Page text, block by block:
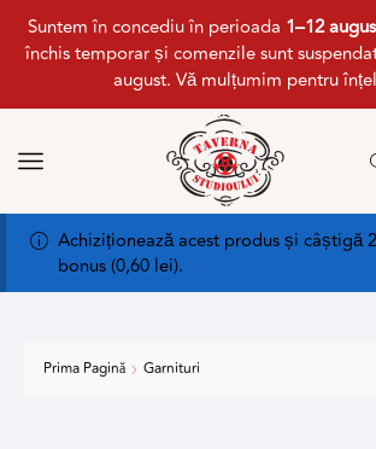
Suntem în concediu în perioada 1–12
închis temporar și comenzile sunt
august. Vă mulțumim pentru
Achiziționează acest produs și câștigă
bonus (0,60 lei).
Prima Pagină Garnituri